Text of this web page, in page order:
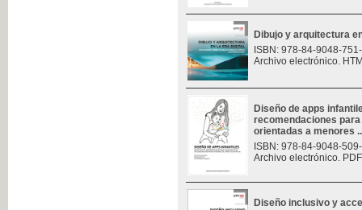
Dibujo y arquitectura
ISBN: 978-84-9048-
Archivo electrónico.
Diseño de apps
recomendaciones
orientadas a menores
ISBN: 978-84-9048-
Archivo electrónico.
Diseño inclusivo y